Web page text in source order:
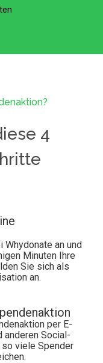
4
an und
Minuten Ihre
Sie sich als
an.
per E-
anderen Social-
so viele Spender